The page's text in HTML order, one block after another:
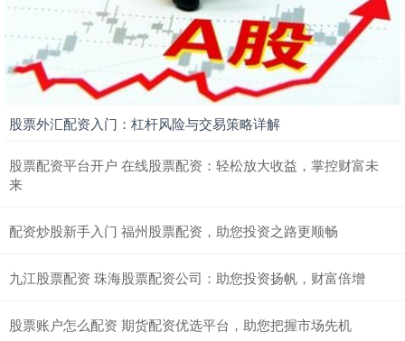
股票外汇配资入门：杠杆风险与交易策略详解
股票配资平台开户 在线股票配资：轻松放大收益，掌控财富未
来
配资炒股新手入门 福州股票配资，助您投资之路更顺畅
九江股票配资 珠海股票配资公司：助您投资扬帆，财富倍增
股票账户怎么配资 期货配资优选平台，助您把握市场先机